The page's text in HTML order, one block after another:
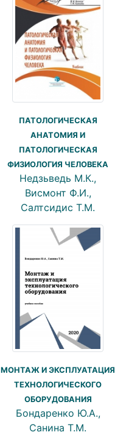
ПАТОЛОГИЧЕСКАЯ
АНАТОМИЯ И
ПАТОЛОГИЧЕСКАЯ
ФИЗИОЛОГИЯ ЧЕЛОВЕКА
Недзьведь М.К.,
Висмонт Ф.И.,
Салтсидис Т.М.
МОНТАЖ И ЭКСПЛУАТАЦИЯ
ТЕХНОЛОГИЧЕСКОГО
ОБОРУДОВАНИЯ
Бондаренко Ю.А.,
Санина Т.М.